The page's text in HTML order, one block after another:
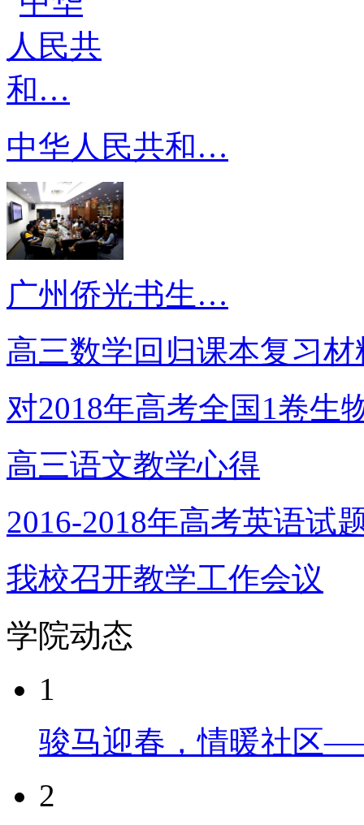
中华人民共和…
广州侨光书生…
高三数学回归课本复习
对2018年高考全国1卷生
高三语文教学心得
2016-2018年高考英语试
我校召开教学工作会议
学院动态
1
骏马迎春，情暖社区
2